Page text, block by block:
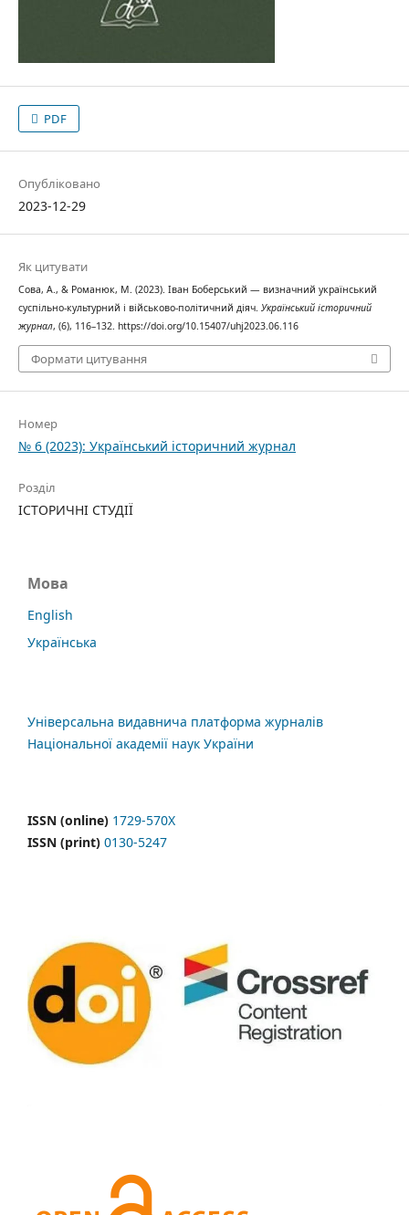
PDF
Опубліковано
2023-12-29
Як цитувати
Сова, А., & Романюк, М. (2023). Іван Боберський — визначний український
суспільно-культурний і військово-політичний діяч. Український історичний
журнал, (6), 116–132. https://doi.org/10.15407/uhj2023.06.116
Формати цитування
Номер
№ 6 (2023): Український історичний журнал
Розділ
ІСТОРИЧНІ СТУДІЇ
Мова
English
Українська
Універсальна видавнича платформа журналів
Національної академії наук України
ISSN (online) 1729-570X
ISSN (print) 0130-5247